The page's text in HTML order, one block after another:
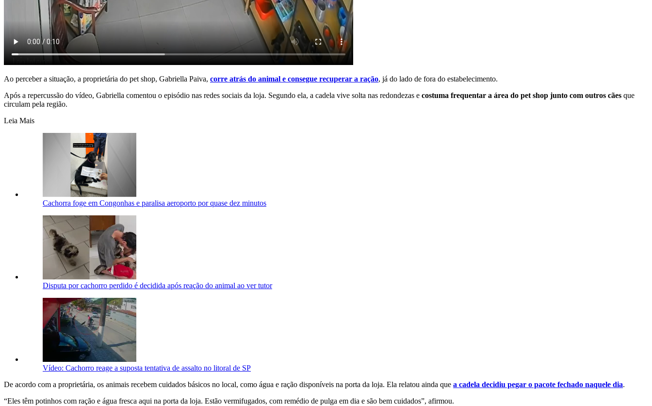
Ao perceber a situação, a proprietária do pet shop, Gabriella Paiva, corre atrás do animal e consegue recuperar a ração, já do lado de fora do estabelecimento.
Após a repercussão do vídeo, Gabriella comentou o episódio nas redes sociais da loja. Segundo ela, a cadela vive solta nas redondezas e costuma frequentar a área do pet shop junto com outros cães que
circulam pela região.
Leia Mais
Cachorra foge em Congonhas e paralisa aeroporto por quase dez minutos
Disputa por cachorro perdido é decidida após reação do animal ao ver tutor
Vídeo: Cachorro reage a suposta tentativa de assalto no litoral de SP
De acordo com a proprietária, os animais recebem cuidados básicos no local, como água e ração disponíveis na porta da loja. Ela relatou ainda que a cadela decidiu pegar o pacote fechado naquele dia.
“Eles têm potinhos com ração e água fresca aqui na porta da loja. Estão vermifugados, com remédio de pulga em dia e são bem cuidados”, afirmou.